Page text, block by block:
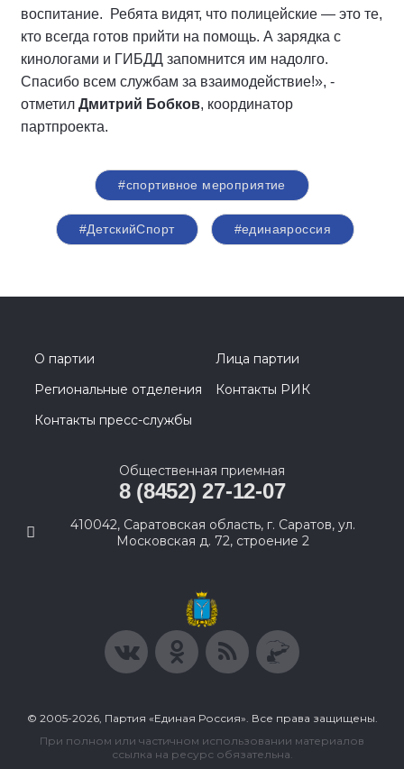
воспитание. Ребята видят, что полицейские — это те,
кто всегда готов прийти на помощь. А зарядка с
кинологами и ГИБДД запомнится им надолго.
Спасибо всем службам за взаимодействие!», -
отметил Дмитрий Бобков, координатор
партпроекта.
#спортивное мероприятие
#ДетскийСпорт #единаяроссия
О партии
Лица партии
Региональные отделения
Контакты РИК
Контакты пресс-службы
Общественная приемная
8 (8452) 27-12-07
410042, Саратовская область, г. Саратов, ул.
Московская д. 72, строение 2
© 2005-2026, Партия «Единая Россия». Все права защищены.
При полном или частичном использовании материалов
ссылка на ресурс обязательна.